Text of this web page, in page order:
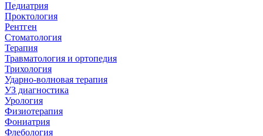
Педиатрия
Проктология
Рентген
Стоматология
Терапия
Травматология и ортопедия
Трихология
Ударно-волновая терапия
УЗ диагностика
Урология
Физиотерапия
Фониатрия
Флебология